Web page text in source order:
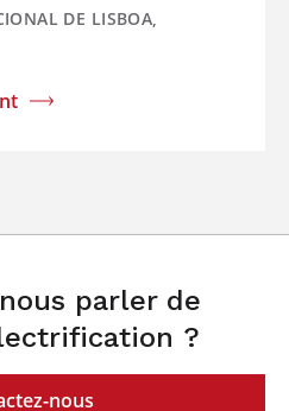
DE LISBOA,
parler de
?
nous